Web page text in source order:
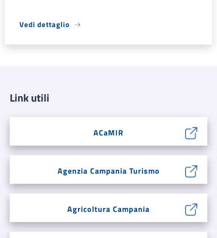
Vedi dettaglio
Link utili
ACaMIR
Agenzia Campania Turismo
Agricoltura Campania